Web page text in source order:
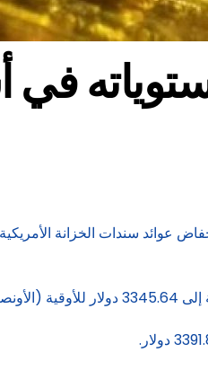
في
عوائد سندات الخزانة